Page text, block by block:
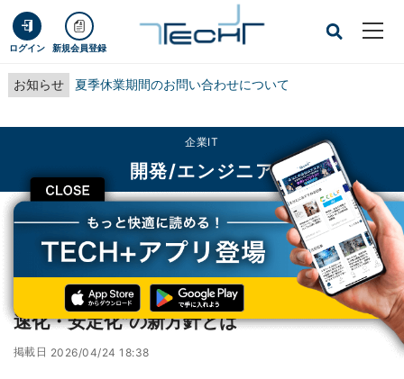
ログイン 新規会員登録
お知らせ 夏季休業期間のお問い合わせについて
CLOSE
企業IT
開発/エンジニア
TECH+ 企業IT
開発/エンジニア
Windows 11は変わる？Microsoftが示した“高速化・安定化”の新方針とは
Windows 11は変わる？Microsoftが示した“高
速化・安定化”の新方針とは
掲載日 2026/04/24 18:38